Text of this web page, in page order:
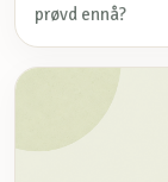
prøvd ennå?